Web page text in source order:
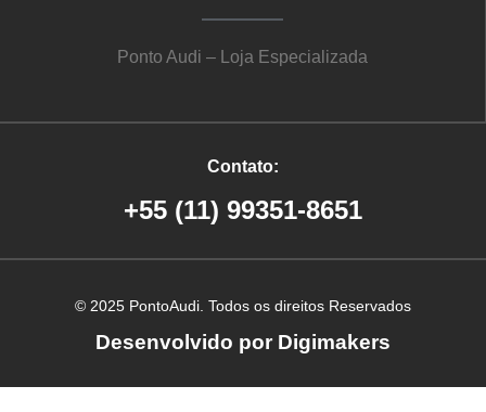
Ponto Audi – Loja Especializada
Contato:
+55 (11) 99351-8651
© 2025 PontoAudi. Todos os direitos Reservados
Desenvolvido por Digimakers